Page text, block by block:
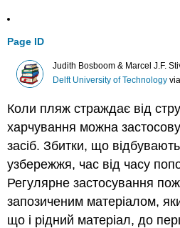
Page ID
Judith Bosboom & Marcel J.F.
Delft University of Technologyvia
Коли пляж страждає від
харчування можна
засіб. Збитки, що
узбережжя, час від часу
Регулярне застосування
запозиченим матеріалом,
що і рідний матеріал, до